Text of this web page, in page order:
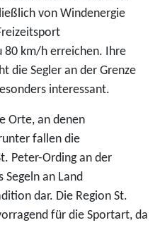
von Windenergie
80 km/h erreichen. Ihre
die Segler an der Grenze
interessant.
Orte, an denen
fallen die
Peter-Ording an der
an Land
dar. Die Region St.
für die Sportart, da